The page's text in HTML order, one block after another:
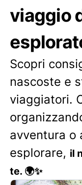
viaggio
Scopri
nascoste e
viaggiatori.
avventura o
esplorare, il
te. 🌍✨